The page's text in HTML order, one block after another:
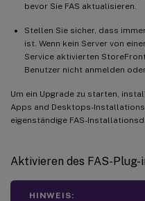
bevor Sie FAS aktualisieren.
Stellen Sie sicher, dass
ist. Wenn kein Server von
Service aktivierten
Benutzer nicht anmelden
Um ein Upgrade zu starten,
Apps and Desktops-
eigenständige FAS-
Aktivieren des FAS-
HINWEIS: